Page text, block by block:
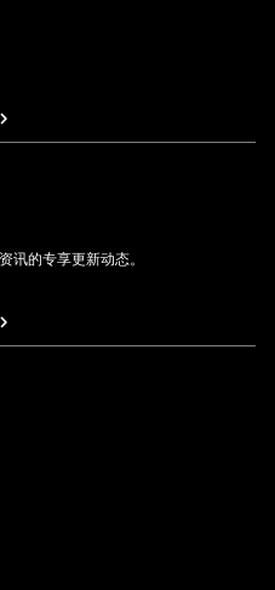
讯的专享更新动态。